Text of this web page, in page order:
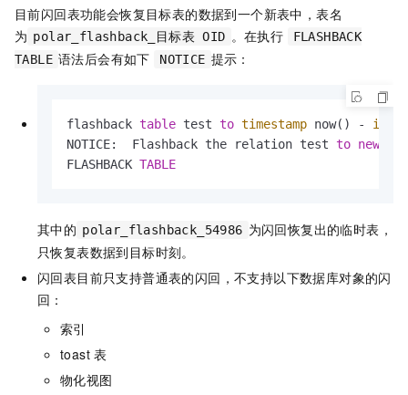
目前闪回表功能会恢复目标表的数据到一个新表中，表名
为 polar_flashback_目标表 OID 。在执行
FLASHBACK
TABLE 语法后会有如下 NOTICE 提示：
flashback table test to timestamp now() -
NOTICE:  Flashback the relation test to new
FLASHBACK TABLE
其中的 polar_flashback_54986 为闪回恢复出的临时表，
只恢复表数据到目标时刻。
闪回表目前只支持普通表的闪回，不支持以下数据库对象的闪
回：
索引
toast 表
物化视图